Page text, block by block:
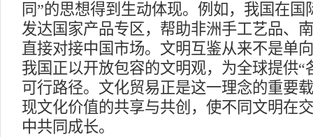
同”的思想得到生动体现。例如，我国在
发达国家产品专区，帮助非洲手工艺品、
直接对接中国市场。文明互鉴从来不是单
我国正以开放包容的文明观，为全球提供“
可行路径。文化贸易正是这一理念的重要
现文化价值的共享与共创，使不同文明在
中共同成长。